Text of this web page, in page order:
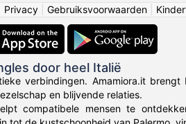
Privacy Gebruiksvoorwaarden
door heel Italië
verbindingen. Amamiora.it
en blijvende relaties.
compatibele mensen te